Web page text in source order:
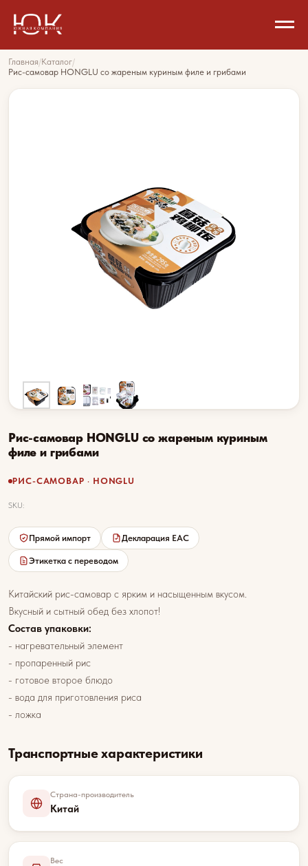
Главная/Каталог/
Рис-самовар HONGLU со жареным куриным филе и грибами
Рис-самовар HONGLU со жареным куриным
филе и грибами
РИС-САМОВАР · HONGLU
SKU:
Прямой импорт Декларация EAC
Этикетка с переводом
Китайский рис-самовар с ярким и насыщенным вкусом.
Вкусный и сытный обед без хлопот!
Состав упаковки:
- нагревательный элемент
- пропаренный рис
- готовое второе блюдо
- вода для приготовления риса
- ложка
Транспортные характеристики
Страна-производитель
Китай
Вес